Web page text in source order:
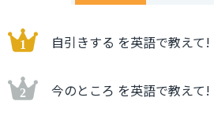
自引きする を英語で教えて!
今のところ を英語で教えて!